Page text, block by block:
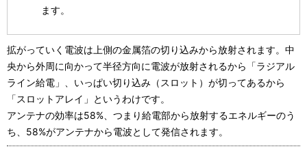
ます。
拡がっていく電波は上側の金属箔の切り込みから放射されます。中
央から外周に向かって半径方向に電波が放射されるから「ラジアル
ライン給電」、いっぱい切り込み（スロット）が切ってあるから
「スロットアレイ」というわけです。
アンテナの効率は58%、つまり給電部から放射するエネルギーのう
ち、58%がアンテナから電波として発信されます。